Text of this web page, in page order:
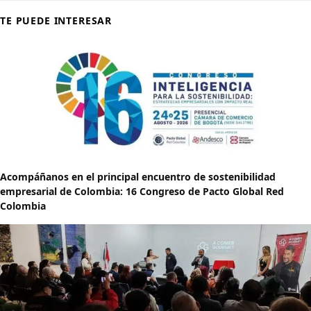
TE PUEDE INTERESAR
Acompáñanos en el principal encuentro de sostenibilidad
empresarial de Colombia: 16 Congreso de Pacto Global Red
Colombia